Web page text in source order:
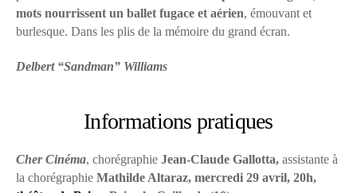
mots nourrissent un ballet fugace et aérien, émouvant et
burlesque. Dans les plis de la mémoire du grand écran.
Delbert “Sandman” Williams
Informations pratiques
Cher Cinéma, chorégraphie Jean-Claude Gallotta, assistante à
la chorégraphie Mathilde Altaraz, mercredi 29 avril, 20h,